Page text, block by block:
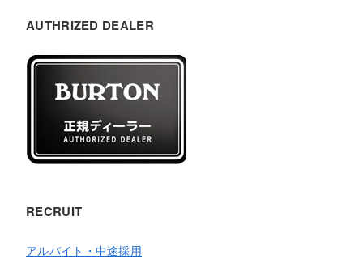
AUTHRIZED DEALER
RECRUIT
アルバイト・中途採用